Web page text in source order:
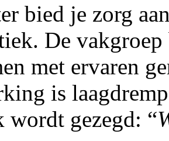
bied je zorg
De
met ervaren
is
wordt gezegd: “